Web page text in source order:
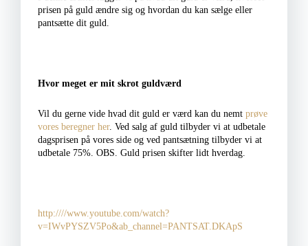
prisen på guld ændre sig og hvordan du kan sælge eller
pantsætte dit guld.
Hvor meget er mit skrot guldværd
Vil du gerne vide hvad dit guld er værd kan du nemt prøve
vores beregner her. Ved salg af guld tilbyder vi at udbetale
dagsprisen på vores side og ved pantsætning tilbyder vi at
udbetale 75%. OBS. Guld prisen skifter lidt hverdag.
http:////www.youtube.com/watch?
v=IWvPYSZV5Po&ab_channel=PANTSAT.DKApS